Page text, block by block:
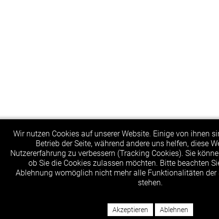
Wir nutzen Cookies auf unserer Website. Einige von ihnen
Betrieb der Seite, während andere uns helfen, diese
Nutzererfahrung zu verbessern (Tracking Cookies). Sie
ob Sie die Cookies zulassen möchten. Bitte beachten
Ablehnung womöglich nicht mehr alle Funktionalitäten der
stehen.
Akzeptieren Ablehnen